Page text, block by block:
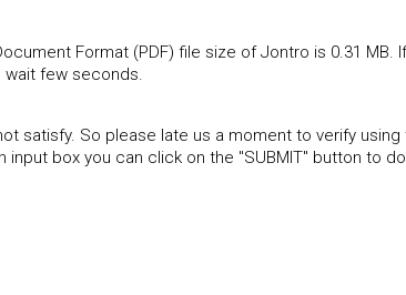
Format (PDF) file size of Jontro is 0.31 MB.
wait few seconds.
satisfy. So please late us a moment to verify using
box you can click on the "SUBMIT" button to